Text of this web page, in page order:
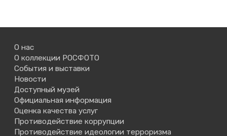
О нас
О коллекции РОСФОТО
События и выставки
Новости
Доступный музей
Официальная информация
Оценка качества услуг
Противодействие коррупции
Противодействие идеологии терроризма